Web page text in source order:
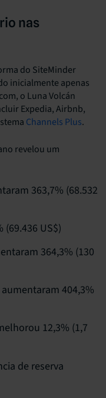
nas
do SiteMinder
inicialmente apenas
o Luna Volcán
Expedia, Airbnb,
Channels Plus.
revelou um
363,7% (68.532
US$)
364,3% (130
404,3%
12,3% (1,7
de reserva